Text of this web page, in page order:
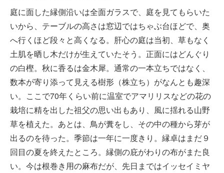
庭に面した縁側沿いは全面ガラスで、庭を見てもらいた
いから、テーブルの高さは窓辺ではちゃぶ台ほどで、奥
へ行くほど段々と高くなる。肝心の庭は当初、草もなく
土肌を晒し木だけが生えていたそう。正面にはどんぐり
の白樫。秋に香るは金木犀。通常の一本立ちではなく、
数本が寄り添って見える樹形（株立ち）がなんとも趣深
い。ここで70年くらい前に温室でアマリリスなどの花の
栽培に精を出した祖父の思い出もあり、風に揺れる山野
草を植えた。あとは、鳥が糞をし、その中の種から芽が
出るのを待った。季節は一年に一度きり。縁卓はまだ９
回目の夏を終えたところ。縁側の庇がわりの布がまた良
い。今は根巻き用の麻布だが、先日まではイッセイミヤ